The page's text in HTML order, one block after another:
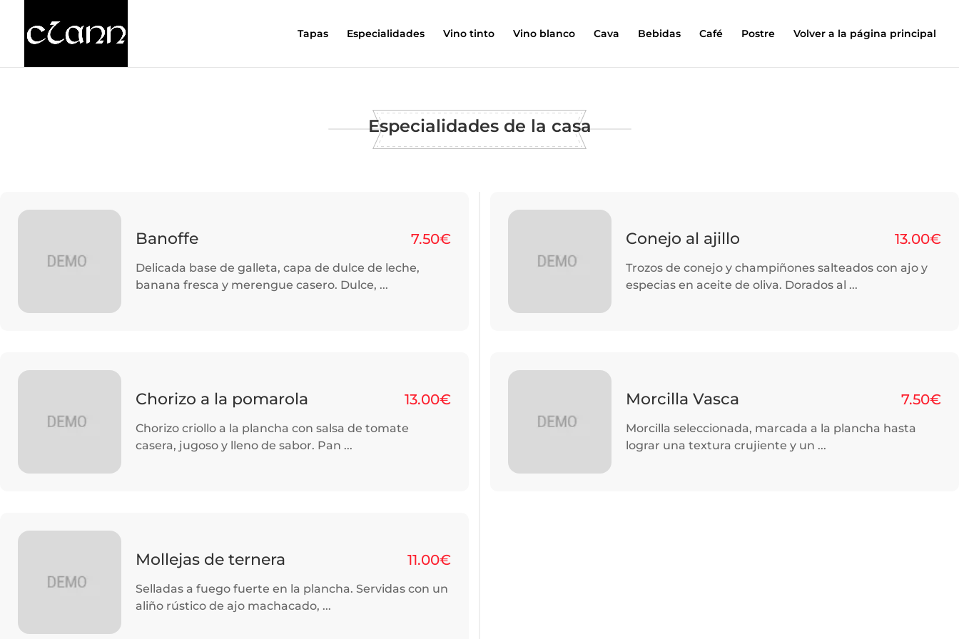
Tapas Especialidades Vino tinto Vino blanco Cava Bebidas Café Postre Volver a la página principal
Especialidades de la casa
Banoffe 7.50€
Delicada base de galleta, capa de dulce de leche,
banana fresca y merengue casero. Dulce, ...
Conejo al ajillo 13.00€
Trozos de conejo y champiñones salteados con ajo y
especias en aceite de oliva. Dorados al ...
Chorizo a la pomarola 13.00€
Chorizo criollo a la plancha con salsa de tomate
casera, jugoso y lleno de sabor. Pan ...
Morcilla Vasca 7.50€
Morcilla seleccionada, marcada a la plancha hasta
lograr una textura crujiente y un ...
Mollejas de ternera 11.00€
Selladas a fuego fuerte en la plancha. Servidas con un
aliño rústico de ajo machacado, ...